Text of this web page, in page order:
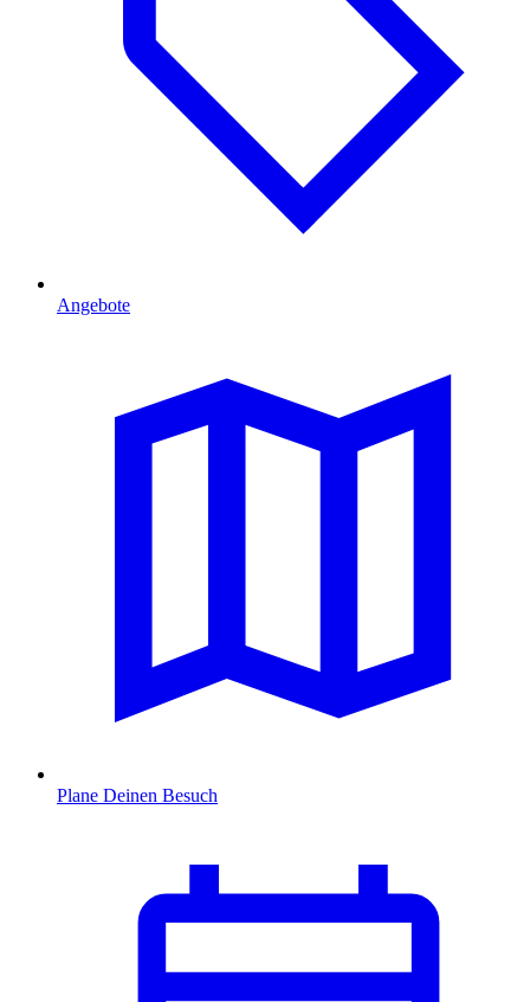
Angebote
Plane Deinen Besuch